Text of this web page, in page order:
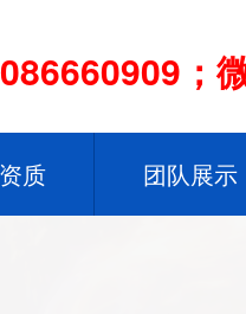
；
质 团队展示